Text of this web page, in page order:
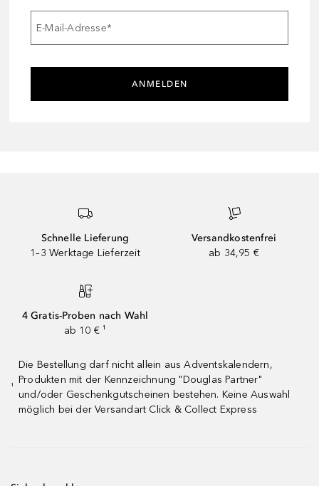
E-Mail-Adresse*
ANMELDEN
Schnelle Lieferung
1–3 Werktage Lieferzeit
Versandkostenfrei
ab 34,95 €
4 Gratis-Proben nach Wahl
ab 10 € ¹
¹
Die Bestellung darf nicht allein aus Adventskalendern,
Produkten mit der Kennzeichnung "Douglas Partner"
und/oder Geschenkgutscheinen bestehen. Keine Auswahl
möglich bei der Versandart Click & Collect Express